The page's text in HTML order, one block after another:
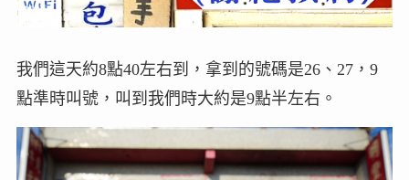
我們這天約8點40左右到，拿到的號碼是26、27，9
點準時叫號，叫到我們時大約是9點半左右。